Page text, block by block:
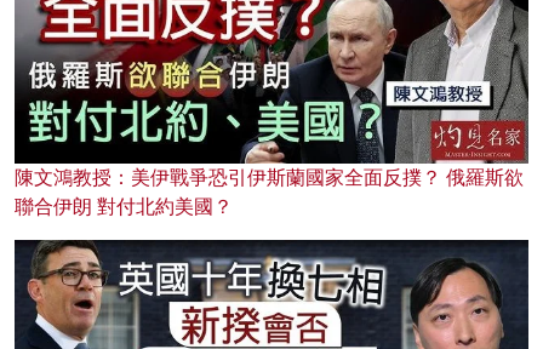
陳文鴻教授：美伊戰爭恐引伊斯蘭國家全面反撲？ 俄羅斯欲
聯合伊朗 對付北約美國？